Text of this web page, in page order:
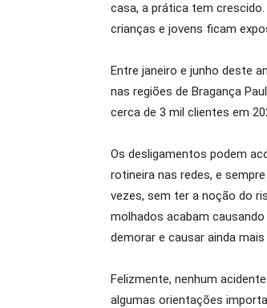
casa, a prática tem
crianças e jovens ficam
Entre janeiro e junho deste
nas regiões de Bragança
cerca de 3 mil clientes em
Os desligamentos podem
rotineira nas redes, e
vezes, sem ter a noção do
molhados acabam
demorar e causar ainda
Felizmente, nenhum
algumas orientações